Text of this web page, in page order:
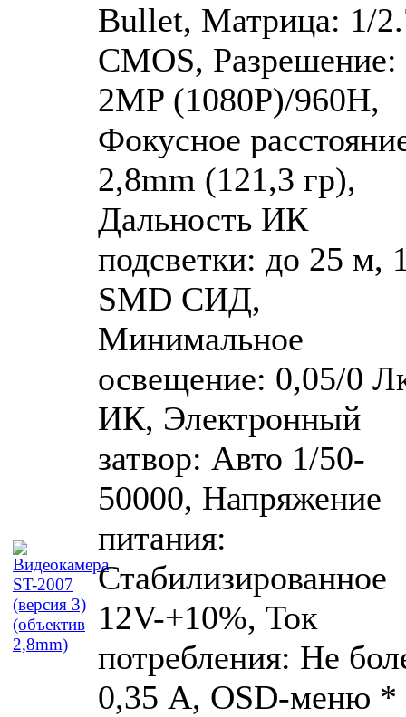
Bullet, Матрица: 1/
CMOS, Разрешение:
2MP (1080P)/960H,
Фокусное
2,8mm (121,3 гр),
Дальность ИК
подсветки: до 25 м,
SMD СИД,
Минимальное
освещение: 0,05/0
ИК, Электронный
затвор: Авто 1/50-
50000, Напряжение
питания:
Стабилизированное
12V-+10%, Ток
потребления: Не
0,35 А, OSD-меню *